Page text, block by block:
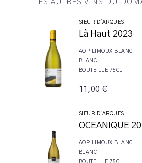
LES AUTRES VINS DU
SIEUR D'ARQUES
Là Haut 2023
AOP LIMOUX BLANC
BLANC
BOUTEILLE 75CL
11,00 €
SIEUR D'ARQUES
OCEANIQUE
AOP LIMOUX BLANC
BLANC
BOUTEILLE 75CL